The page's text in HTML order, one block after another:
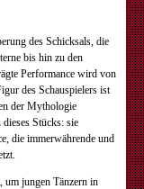
des Schicksals, die
bis hin zu den
Performance wird von
des Schauspielers ist
der Mythologie
Stücks: sie
die immerwährende und
um jungen Tänzern in